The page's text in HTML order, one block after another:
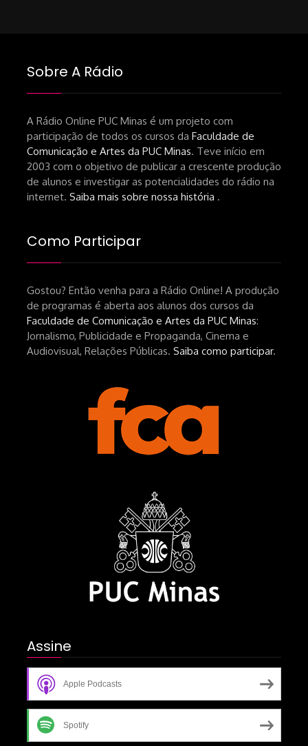
Sobre A Rádio
A Rádio Online PUC Minas é um projeto com
participação de todos os cursos da Faculdade de
Comunicação e Artes da PUC Minas. Teve início em
2003 com o objetivo de publicar a crescente produção
de alunos e investigar as potencialidades do rádio na
internet. Saiba mais sobre nossa história .
Como Participar
Gostou? Então venha para a Rádio Online! A produção
de programas é aberta aos alunos dos cursos da
Faculdade de Comunicação e Artes da PUC Minas:
Jornalismo, Publicidade e Propaganda, Cinema e
Audiovisual, Relações Públicas. Saiba como participar.
Assine
Apple Podcasts
Spotify